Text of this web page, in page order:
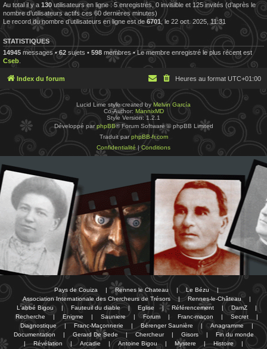
Au total il y a 130utilisateurs en ligne : 5 enregistrés, 0 invisible et 125 invités (d’après le
nombre d’utilisateurs actifs ces 60 dernières minutes)
Le record du nombre d’utilisateurs en ligne est de6701, le 22 oct. 2025, 11:31
STATISTIQUES
14945 messages •62 sujets • 598 membres • Le membre enregistré le plus récent est
Cseb
Index du forum Heures au format UTC+01:00
Lucid Lime style created by Melvin García
Co-Author: MannixMD
Style Version: 1.2.1
Développé parphpBB® Forum Software © phpBB Limited
Traduit parphpBB-fr.com
Confidentialité |Conditions
Pays de Couiza | Rennes le Chateau | Le Bézu
|
Association Internationale des Chercheurs de Trésors
| Rennes-le-Château
|
L'abbé Bigou
| Fauteuil du diable | Eglise | Référencement | DamZ
|
Recherche
| Enigme | Sauniere | Forum | Franc-maçon | Secret
|
Diagnostique
| Franc-Maçonnerie | Bérenger Saunière | Anagramme
|
Documentation
| Gerard De Sede | Chercheur | Gisors |
Fin du monde
|
Révélation | Arcadie | Antoine Bigou | Mystere | Histoire |